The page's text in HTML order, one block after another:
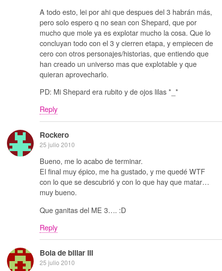
A todo esto, lei por ahi que despues del 3 habrán más,
pero solo espero q no sean con Shepard, que por
mucho que mole ya es explotar mucho la cosa. Que lo
concluyan todo con el 3 y cierren etapa, y empiecen de
cero con otros personajes/historias, que entiendo que
han creado un universo mas que explotable y que
quieran aprovecharlo.
PD: Mi Shepard era rubito y de ojos lilas *_*
Reply
Rockero
25 julio 2010
Bueno, me lo acabo de terminar.
El final muy épico, me ha gustado, y me quedé WTF
con lo que se descubrió y con lo que hay que matar…
muy bueno.
Que ganitas del ME 3…. :D
Reply
Bola de billar III
25 julio 2010